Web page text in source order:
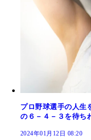
プロ野球選手の人生
の６－４－３を待ち
2024年01月12日 08:20